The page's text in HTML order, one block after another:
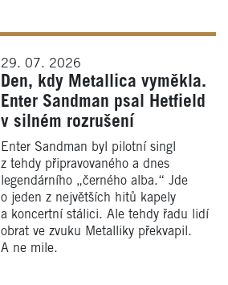
29. 07. 2026
Den, kdy Metallica vyměkla.
Enter Sandman psal Hetfield
v silném rozrušení
Enter Sandman byl pilotní singl
z tehdy připravovaného a dnes
legendárního „černého alba.“ Jde
o jeden z největších hitů kapely
a koncertní stálici. Ale tehdy řadu lidí
obrat ve zvuku Metalliky překvapil.
A ne mile.